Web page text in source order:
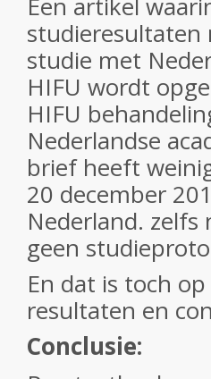
studieresultaten
studie met
HIFU wordt
HIFU
Nederlandse
brief heeft
20 december
Nederland.
geen
En dat is toch
resultaten en
Conclusie: